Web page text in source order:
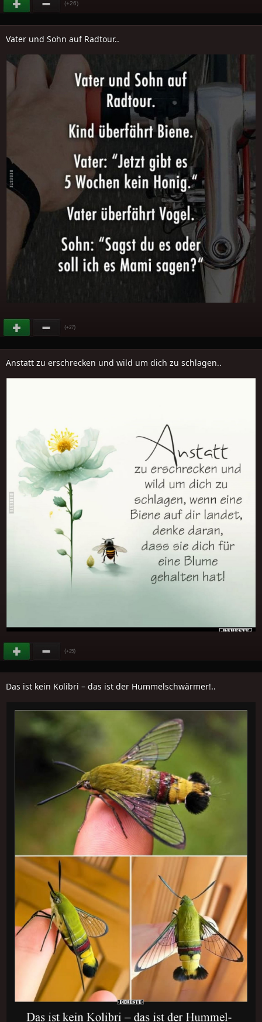
(+26)
Vater und Sohn auf Radtour..
(+27)
Anstatt zu erschrecken und wild um dich zu schlagen..
(+25)
Das ist kein Kolibri – das ist der Hummelschwärmer!..